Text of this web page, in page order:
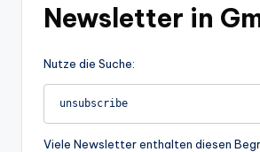
Newsletter in
Nutze die Suche:
unsubscribe
Viele Newsletter enthalten diesen